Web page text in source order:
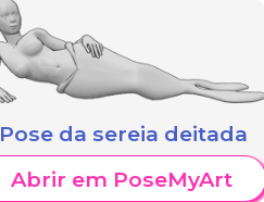
Pose da sereia deitada
Abrir em PoseMyArt